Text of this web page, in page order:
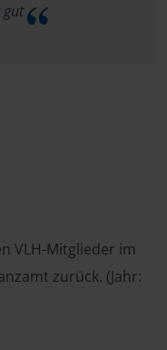
gut
VLH-Mitglieder im
zurück. (Jahr: